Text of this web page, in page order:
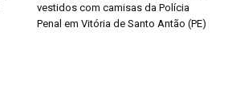
vestidos com camisas da Polícia
Penal em Vitória de Santo Antão (PE)